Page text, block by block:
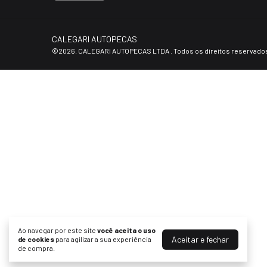
Ao navegar por este site você aceita o uso
de cookies para agilizar a sua experiência
de compra.
Aceitar e fechar
CALEGARI AUTOPECAS
©2026. CALEGARI AUTOPECAS LTDA . Todos os direitos